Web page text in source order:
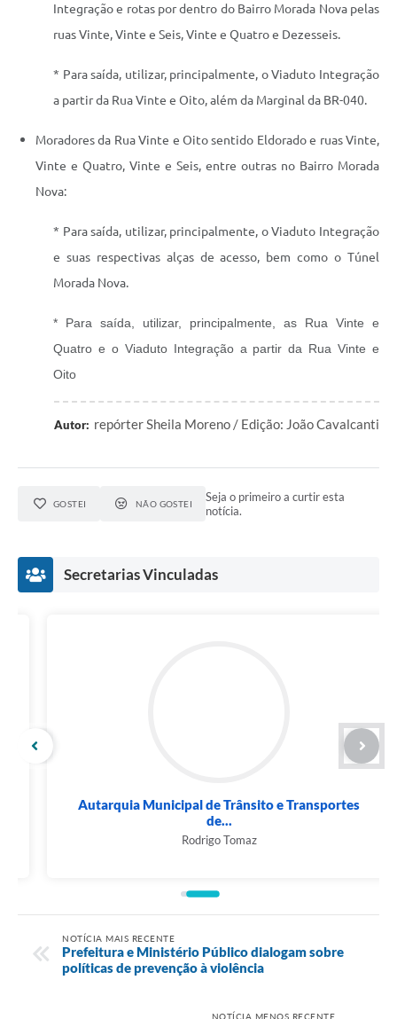
Integração e rotas por dentro do Bairro Morada Nova pelas
ruas Vinte, Vinte e Seis, Vinte e Quatro e Dezesseis.
* Para saída, utilizar, principalmente, o Viaduto Integração
a partir da Rua Vinte e Oito, além da Marginal da BR-040.
Moradores da Rua Vinte e Oito sentido Eldorado e ruas Vinte,
Vinte e Quatro, Vinte e Seis, entre outras no Bairro Morada
Nova:
* Para saída, utilizar, principalmente, o Viaduto Integração
e suas respectivas alças de acesso, bem como o Túnel
Morada Nova.
* Para saída, utilizar, principalmente, as Rua Vinte e
Quatro e o Viaduto Integração a partir da Rua Vinte e
Oito
Autor: repórter Sheila Moreno / Edição: João Cavalcanti
GOSTEI NÃO GOSTEI
Seja o primeiro a curtir esta
notícia.
Secretarias Vinculadas
Autarquia Municipal de Trânsito e Transportes
de...
Rodrigo Tomaz
NOTÍCIA MAIS RECENTE
Prefeitura e Ministério Público dialogam sobre
políticas de prevenção à violência
NOTÍCIA MENOS RECENTE